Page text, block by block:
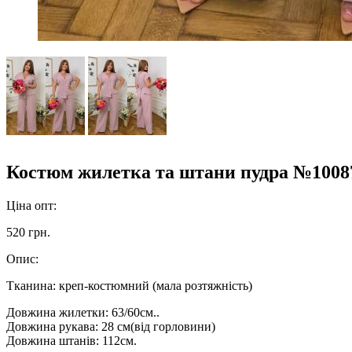
Костюм жилетка та штани пудра
Ціна опт:
520 грн.
Опис:
Тканина: креп-костюмний (мала розтяжність)
Довжина жилетки: 63/60см..
Довжина рукава: 28 см(від горловини)
Довжина штанів: 112см.